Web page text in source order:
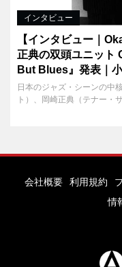
インタビュー
【インタビュー｜
正典の双頭ユニッ
But Blues』発表｜
日本のジャズ・シーンの中
ト）、岡崎正典（テナー・
会社概要 利用規約
情